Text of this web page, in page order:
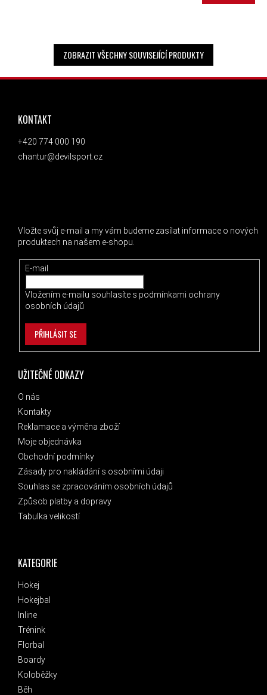
ZOBRAZIT VŠECHNY SOUVISEJÍCÍ PRODUKTY
ZÁPATÍ
KATEGORIE
Hokej
Hokejbal
Inline
Trénink
Florbal
Boardy
Koloběžky
Běh
UŽITEČNÉ ODKAZY
O nás
Kontakty
Reklamace a výměna zboží
Moje objednávka
Obchodní podmínky
Zásady pro nakládání s osobními údaji
Souhlas se zpracováním osobních údajů
Způsob platby a dopravy
Tabulka velikostí
KONTAKT
+420 774 000 190
chantur@devilsport.cz
Vložte svůj e-mail a my vám budeme zasílat informace o nových
produktech na našem e-shopu.
E-mail
Vložením e-mailu souhlasíte s podmínkami ochrany
osobních údajů
PŘIHLÁSIT SE